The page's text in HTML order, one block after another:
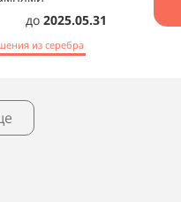
до 2025.05.31
из серебра